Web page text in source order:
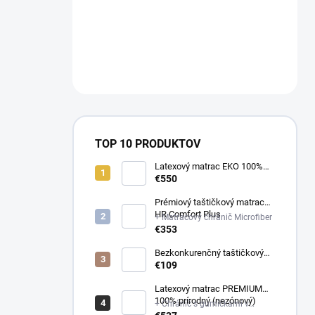
TOP 10 PRODUKTOV
Latexový matrac EKO 100%
prírodný (multizónový)
€550
Prémiový taštičkový matrac
HR Comfort Plus
+ Matracový chránič Microfiber
€353
Bezkonkurenčný taštičkový
matrac Optima
€109
Latexový matrac PREMIUM
100% prírodný (nezónový)
+ Chránič s gumičkami v